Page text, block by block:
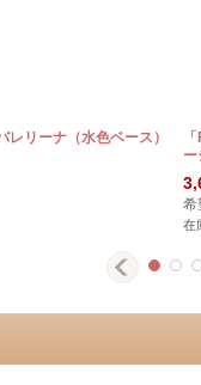
レリーナ（水色ベース）
ー
希
在